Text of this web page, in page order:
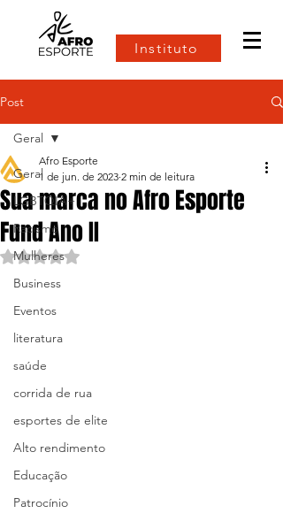
Instituto
Post
Geral
LGBTQIA+
Racismo
Mulheres
Business
Eventos
literatura
saúde
corrida de rua
esportes de elite
Alto rendimento
Educação
Patrocínio
Geral
Sua marca no Afro Esporte
Fund Ano II
Afro Esporte
1 de jun. de 2023 2 min de leitura
Avaliado com NaN de 5 estrelas.